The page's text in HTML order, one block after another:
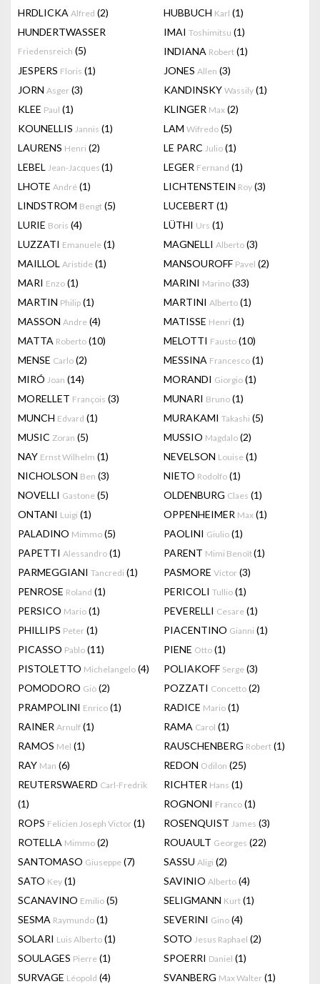
HRDLICKA Alfred (2) HUBBUCH Karl (1)
HUNDERTWASSER
Friedensreich (5)
IMAI Toshimitsu (1)
INDIANA Robert (1)
JESPERS Floris (1) JONES Allen (3)
JORN Asger (3) KANDINSKY Wassily (1)
KLEE Paul (1) KLINGER Max (2)
KOUNELLIS Jannis (1) LAM Wifredo (5)
LAURENS Henri (2) LE PARC Julio (1)
LEBEL Jean-Jacques (1) LEGER Fernand (1)
LHOTE André (1) LICHTENSTEIN Roy (3)
LINDSTROM Bengt (5) LUCEBERT (1)
LURIE Boris (4) LÜTHI Urs (1)
LUZZATI Emanuele (1) MAGNELLI Alberto (3)
MAILLOL Aristide (1) MANSOUROFF Pavel (2)
MARI Enzo (1) MARINI Marino (33)
MARTIN Philip (1) MARTINI Alberto (1)
MASSON Andre (4) MATISSE Henri (1)
MATTA Roberto (10) MELOTTI Fausto (10)
MENSE Carlo (2) MESSINA Francesco (1)
MIRÓ Joan (14) MORANDI Giorgio (1)
MORELLET François (3) MUNARI Bruno (1)
MUNCH Edvard (1) MURAKAMI Takashi (5)
MUSIC Zoran (5) MUSSIO Magdalo (2)
NAY Ernst Wilhelm (1) NEVELSON Louise (1)
NICHOLSON Ben (3) NIETO Rodolfo (1)
NOVELLI Gastone (5) OLDENBURG Claes (1)
ONTANI Luigi (1) OPPENHEIMER Max (1)
PALADINO Mimmo (5) PAOLINI Giulio (1)
PAPETTI Alessandro (1) PARENT Mimi Benoît(1)
PARMEGGIANI Tancredi (1) PASMORE Victor (3)
PENROSE Roland (1) PERICOLI Tullio (1)
PERSICO Mario (1) PEVERELLI Cesare (1)
PHILLIPS Peter (1) PIACENTINO Gianni (1)
PICASSO Pablo (11) PIENE Otto (1)
PISTOLETTO Michelangelo (4) POLIAKOFF Serge (3)
POMODORO Giò (2) POZZATI Concetto (2)
PRAMPOLINI Enrico (1) RADICE Mario (1)
RAINER Arnulf (1) RAMA Carol (1)
RAMOS Mel (1) RAUSCHENBERG Robert (1)
RAY Man (6) REDON Odilon (25)
REUTERSWAERD Carl-Fredrik
(1)
RICHTER Hans (1)
ROGNONI Franco (1)
ROPS Felicien Joseph Victor (1) ROSENQUIST James (3)
ROTELLA Mimmo (2) ROUAULT Georges (22)
SANTOMASO Giuseppe (7) SASSU Aligi (2)
SATO Key (1) SAVINIO Alberto (4)
SCANAVINO Emilio (5) SELIGMANN Kurt (1)
SESMA Raymundo (1) SEVERINI Gino (4)
SOLARI Luis Alberto (1) SOTO Jesus Raphael (2)
SOULAGES Pierre (1) SPOERRI Daniel (1)
SURVAGE Léopold (4) SVANBERG Max Walter (1)